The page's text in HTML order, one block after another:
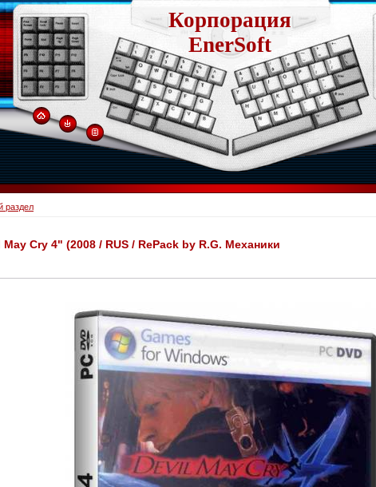
Корпорация
EnerSoft
раздел
Cry 4" (2008 / RUS / RePack by R.G. Механики